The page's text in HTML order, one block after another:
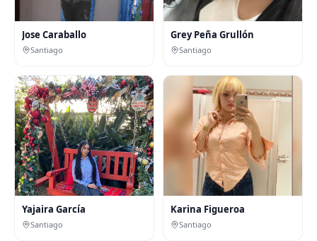
Jose Caraballo
Santiago
Grey Peña Grullón
Santiago
Yajaira García
Santiago
Karina Figueroa
Santiago